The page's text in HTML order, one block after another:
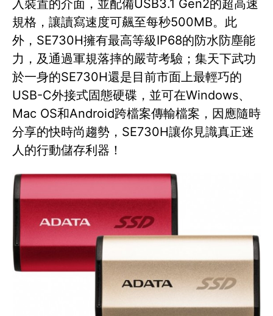
入裝置的介面，並配備USB3.1 Gen2的超高速
規格，讓讀寫速度可飆至每秒500MB。此
外，SE730H擁有最高等級IP68的防水防塵能
力，及通過軍規落摔的嚴苛考驗；集天下武功
於一身的SE730H還是目前市面上最輕巧的
USB-C外接式固態硬碟，並可在Windows、
Mac OS和Android跨檔案傳輸檔案，因應隨時
分享的快時尚趨勢，SE730H讓你見識真正迷
人的行動儲存利器！